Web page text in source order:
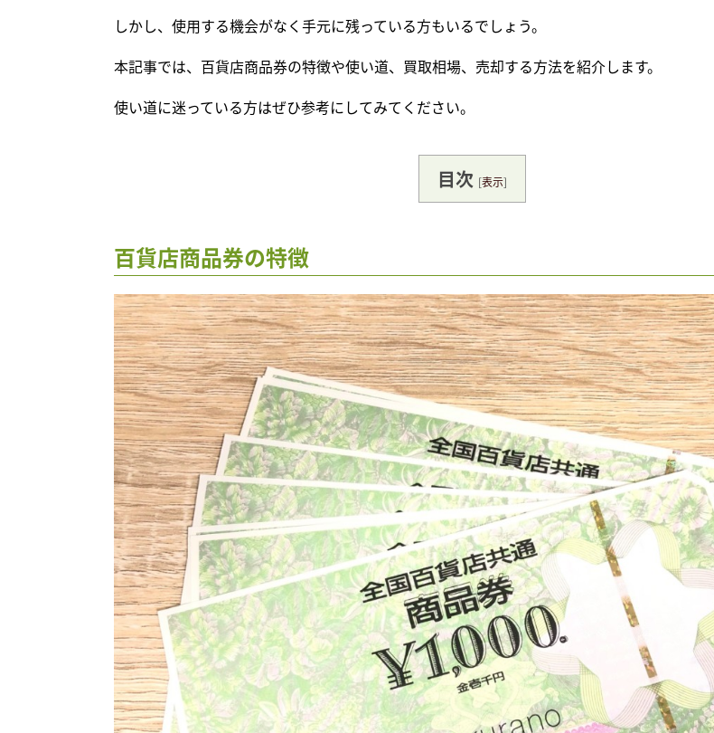
しかし、使用する機会がなく手元に残っている方もいるでしょう。
本記事では、百貨店商品券の特徴や使い道、買取相場、売却する方法を紹介します。
使い道に迷っている方はぜひ参考にしてみてください。
目次 [表示]
百貨店商品券の特徴